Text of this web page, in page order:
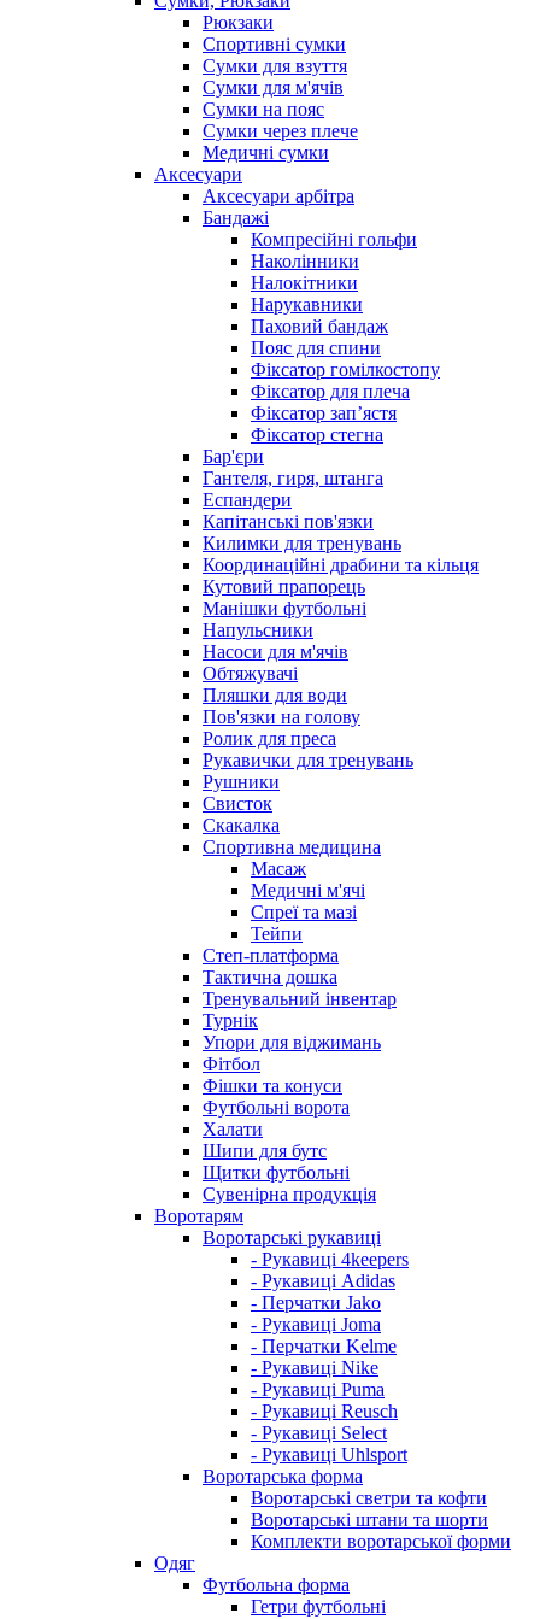
Рюкзаки
Спортивні сумки
Сумки для взуття
Сумки для м'ячів
Сумки на пояс
Сумки через плече
Медичні сумки
Аксесуари
Аксесуари арбітра
Бандажі
Компресійні гольфи
Наколінники
Налокітники
Нарукавники
Паховий бандаж
Пояс для спини
Фіксатор гомілкостопу
Фіксатор для плеча
Фіксатор запʼястя
Фіксатор стегна
Бар'єри
Гантеля, гиря, штанга
Еспандери
Капітанські пов'язки
Килимки для тренувань
Координаційні драбини та кільця
Кутовий прапорець
Манішки футбольні
Напульсники
Насоси для м'ячів
Обтяжувачі
Пляшки для води
Пов'язки на голову
Ролик для преса
Рукавички для тренувань
Рушники
Свисток
Скакалка
Спортивна медицина
Масаж
Медичні м'ячі
Спреї та мазі
Тейпи
Степ-платформа
Тактична дошка
Тренувальний інвентар
Турнік
Упори для віджимань
Фітбол
Фішки та конуси
Футбольні ворота
Халати
Шипи для бутс
Щитки футбольні
Сувенірна продукція
Воротарям
Воротарські рукавиці
- Рукавиці 4keepers
- Рукавиці Adidas
- Перчатки Jako
- Рукавиці Joma
- Перчатки Kelme
- Рукавиці Nike
- Рукавиці Puma
- Рукавиці Reusch
- Рукавиці Select
- Рукавиці Uhlsport
Воротарська форма
Воротарські светри та кофти
Воротарські штани та шорти
Комплекти воротарської форми
Одяг
Футбольна форма
Гетри футбольні